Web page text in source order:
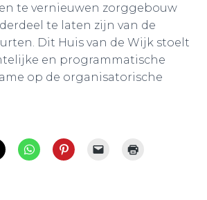
te vernieuwen zorggebouw
te laten zijn van de
Dit Huis van de Wijk stoelt
en programmatische
op de organisatorische